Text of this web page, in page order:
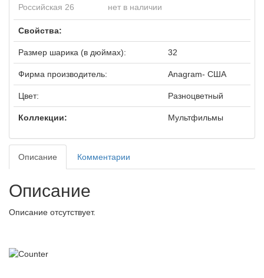
Российская 26
нет в наличии
Свойства:
Размер шарика (в дюймах): 32
Фирма производитель: Anagram- США
Цвет: Разноцветный
Коллекции: Мультфильмы
Описание Комментарии
Описание
Описание отсутствует.